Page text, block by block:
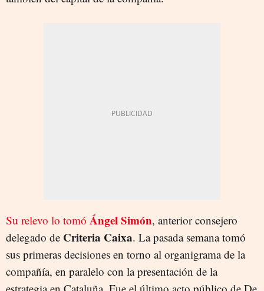
Su relevo lo tomó Ángel Simón, anterior consejero
delegado de Criteria Caixa. La pasada semana tomó
sus primeras decisiones en torno al organigrama de la
compañía, en paralelo con la presentación de la